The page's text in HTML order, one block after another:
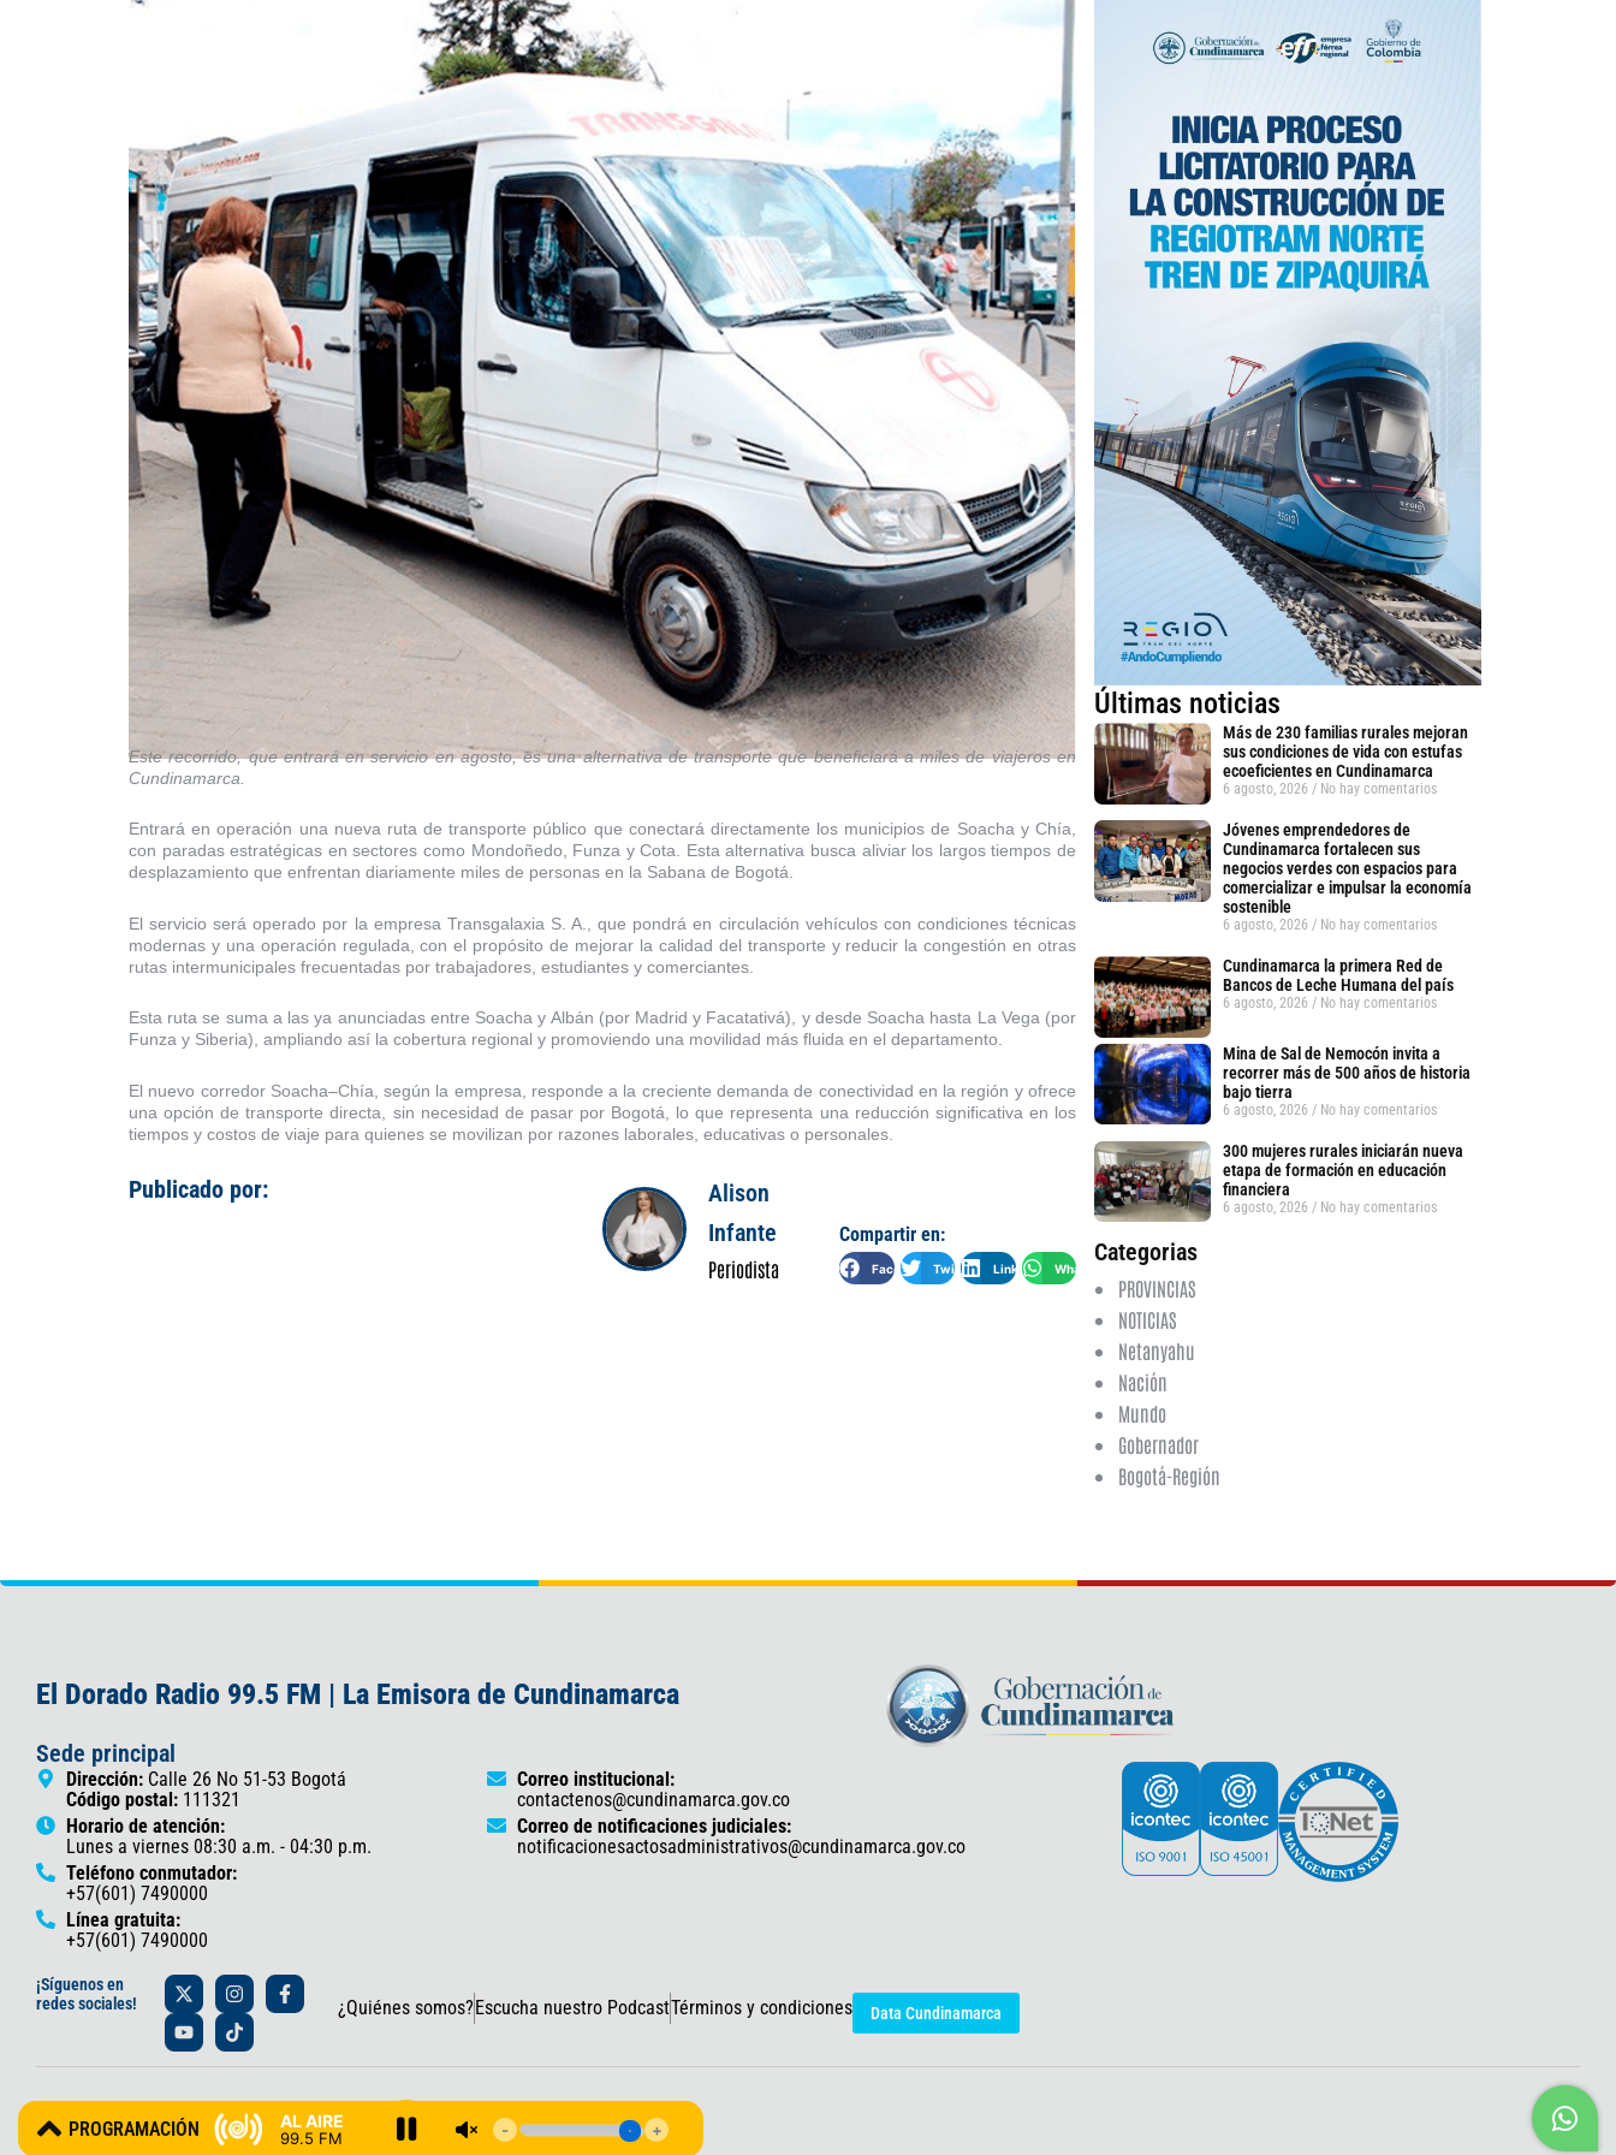
Este recorrido, que entrará en servicio en agosto, es una alternativa de transporte que beneficiará a miles de viajeros en
Cundinamarca.
Entrará en operación una nueva ruta de transporte público que conectará directamente los municipios de Soacha y Chía,
con paradas estratégicas en sectores como Mondoñedo, Funza y Cota. Esta alternativa busca aliviar los largos tiempos de
desplazamiento que enfrentan diariamente miles de personas en la Sabana de Bogotá.
El servicio será operado por la empresa Transgalaxia S. A., que pondrá en circulación vehículos con condiciones técnicas
modernas y una operación regulada, con el propósito de mejorar la calidad del transporte y reducir la congestión en otras
rutas intermunicipales frecuentadas por trabajadores, estudiantes y comerciantes.
Esta ruta se suma a las ya anunciadas entre Soacha y Albán (por Madrid y Facatativá), y desde Soacha hasta La Vega (por
Funza y Siberia), ampliando así la cobertura regional y promoviendo una movilidad más fluida en el departamento.
El nuevo corredor Soacha–Chía, según la empresa, responde a la creciente demanda de conectividad en la región y ofrece
una opción de transporte directa, sin necesidad de pasar por Bogotá, lo que representa una reducción significativa en los
tiempos y costos de viaje para quienes se movilizan por razones laborales, educativas o personales.
Publicado por:
Alison
Infante
Periodista
Compartir en:
Facebook Twitter LinkedIn WhatsApp
Últimas noticias
Más de 230 familias rurales mejoran
sus condiciones de vida con estufas
ecoeficientes en Cundinamarca
6 agosto, 2026 No hay comentarios
Jóvenes emprendedores de
Cundinamarca fortalecen sus
negocios verdes con espacios para
comercializar e impulsar la economía
sostenible
6 agosto, 2026 No hay comentarios
Cundinamarca la primera Red de
Bancos de Leche Humana del país
6 agosto, 2026 No hay comentarios
Mina de Sal de Nemocón invita a
recorrer más de 500 años de historia
bajo tierra
6 agosto, 2026 No hay comentarios
300 mujeres rurales iniciarán nueva
etapa de formación en educación
financiera
6 agosto, 2026 No hay comentarios
Categorias
PROVINCIAS
NOTICIAS
Netanyahu
Nación
Mundo
Gobernador
Bogotá-Región
El Dorado Radio 99.5 FM | La Emisora de Cundinamarca
Sede principal
Dirección: Calle 26 No 51-53 Bogotá
Código postal: 111321
Horario de atención:
Lunes a viernes 08:30 a.m. - 04:30 p.m.
Teléfono conmutador:
+57(601) 7490000
Línea gratuita:
+57(601) 7490000
Correo institucional:
contactenos@cundinamarca.gov.co
Correo de notificaciones judiciales:
notificacionesactosadministrativos@cundinamarca.gov.co
AL AIRE
99.5 FM
¡Síguenos en
redes sociales!
X
-
t
w
i
t
e
r
I
n
s
t
a
r
a
m
F
a
c
o
k
-
Y
o
u
t
u
e
T
i
k
t
o
¿Quiénes somos?Escucha nuestro PodcastTérminos y condiciones Data Cundinamarca
© 2025 Gobernación de Cundinamarca – Oficina de Prensa y Comunicaciones
PROGRAMACIÓN